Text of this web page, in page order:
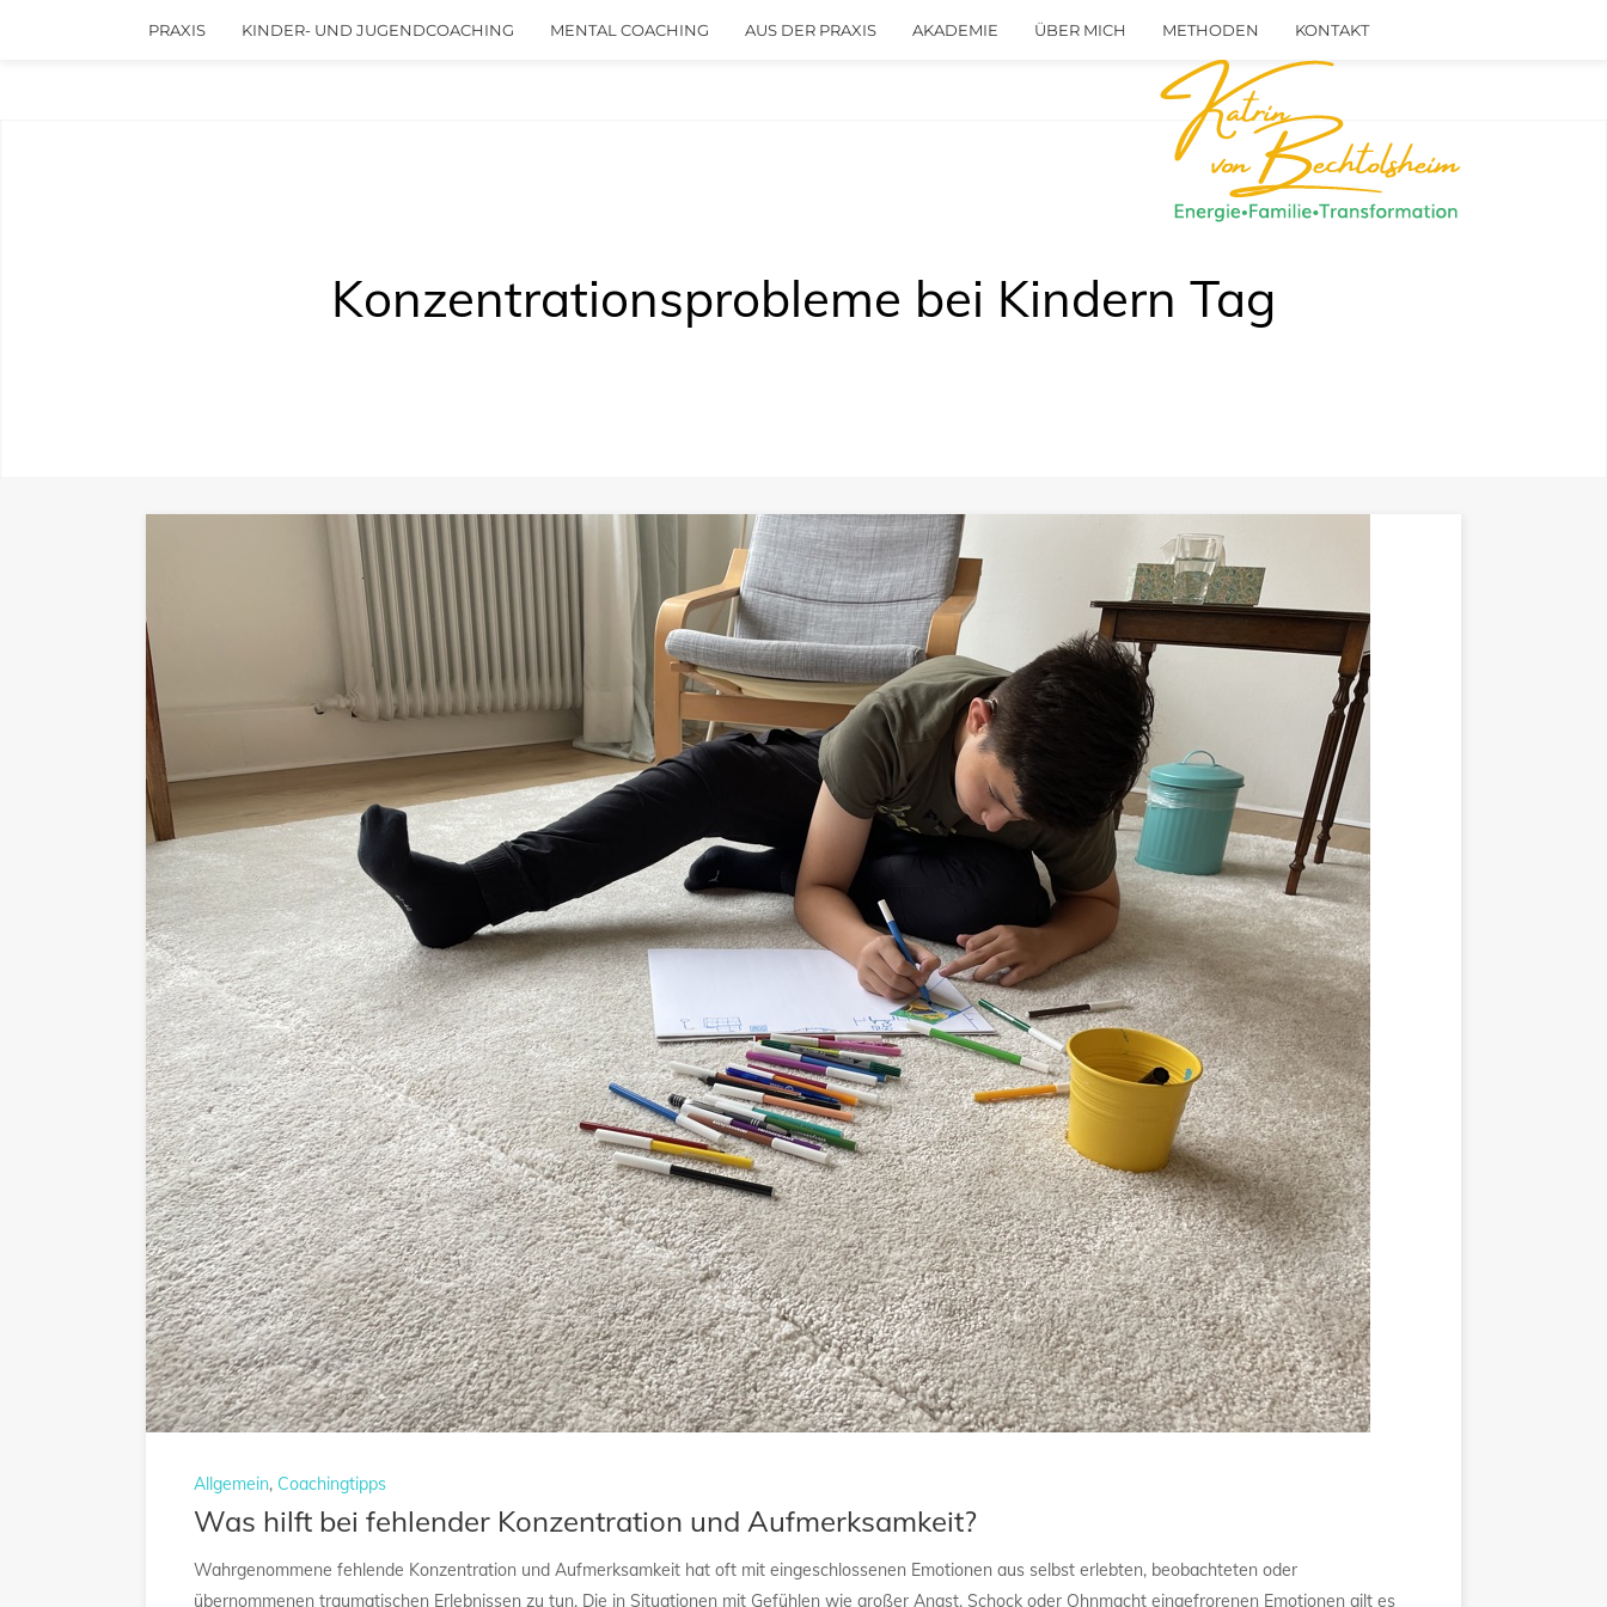
PRAXIS KINDER- UND JUGENDCOACHING MENTAL COACHING AUS DER PRAXIS AKADEMIE ÜBER MICH METHODEN KONTAKT
Konzentrationsprobleme bei Kindern Tag
Allgemein, Coachingtipps
Was hilft bei fehlender Konzentration und Aufmerksamkeit?
Wahrgenommene fehlende Konzentration und Aufmerksamkeit hat oft mit eingeschlossenen Emotionen aus selbst erlebten, beobachteten oder
übernommenen traumatischen Erlebnissen zu tun. Die in Situationen mit Gefühlen wie großer Angst, Schock oder Ohnmacht eingefrorenen Emotionen gilt es